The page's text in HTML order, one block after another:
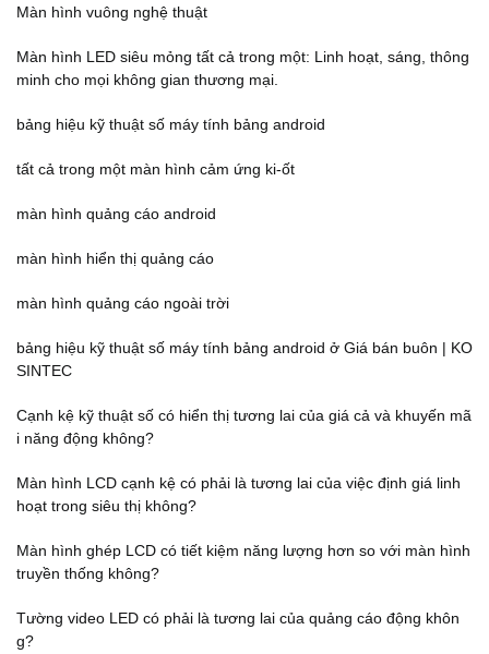
Màn hình vuông nghệ thuật
Màn hình LED siêu mỏng tất cả trong một: Linh hoạt, sáng, thông
minh cho mọi không gian thương mại.
bảng hiệu kỹ thuật số máy tính bảng android
tất cả trong một màn hình cảm ứng ki-ốt
màn hình quảng cáo android
màn hình hiển thị quảng cáo
màn hình quảng cáo ngoài trời
bảng hiệu kỹ thuật số máy tính bảng android ở Giá bán buôn | KO
SINTEC
Cạnh kệ kỹ thuật số có hiển thị tương lai của giá cả và khuyến mã
i năng động không?
Màn hình LCD cạnh kệ có phải là tương lai của việc định giá linh
hoạt trong siêu thị không?
Màn hình ghép LCD có tiết kiệm năng lượng hơn so với màn hình
truyền thống không?
Tường video LED có phải là tương lai của quảng cáo động khôn
g?